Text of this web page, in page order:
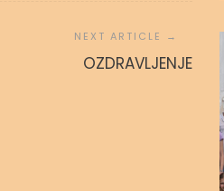
OZDRAVLJENJE
15. novembra, 2016